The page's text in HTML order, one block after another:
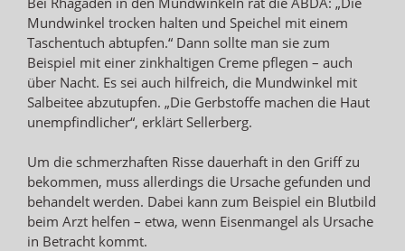
Mundwinkel trocken halten und Speichel mit einem
Taschentuch abtupfen.“ Dann sollte man sie zum
Beispiel mit einer zinkhaltigen Creme pflegen – auch
über Nacht. Es sei auch hilfreich, die Mundwinkel mit
Salbeitee abzutupfen. „Die Gerbstoffe machen die Haut
unempfindlicher“, erklärt Sellerberg.
Um die schmerzhaften Risse dauerhaft in den Griff zu
bekommen, muss allerdings die Ursache gefunden und
behandelt werden. Dabei kann zum Beispiel ein Blutbild
beim Arzt helfen – etwa, wenn Eisenmangel als Ursache
in Betracht kommt.